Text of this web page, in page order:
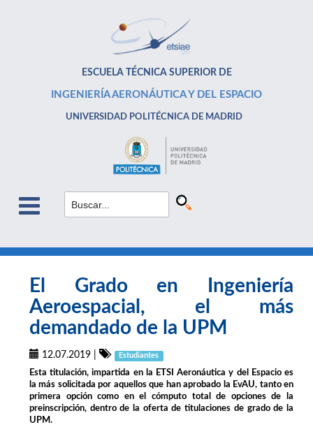
ESCUELA TÉCNICA SUPERIOR DE
INGENIERÍA AERONÁUTICA Y DEL ESPACIO
UNIVERSIDAD POLITÉCNICA DE MADRID
El Grado en Ingeniería
Aeroespacial, el más
demandado de la UPM
12.07.2019 Estudiantes
Esta titulación, impartida en la ETSI Aeronáutica y del Espacio es
la más solicitada por aquellos que han aprobado la EvAU, tanto en
primera opción como en el cómputo total de opciones de la
preinscripción, dentro de la oferta de titulaciones de grado de la
UPM.